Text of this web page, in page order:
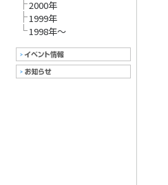
2000年
1999年
1998年～